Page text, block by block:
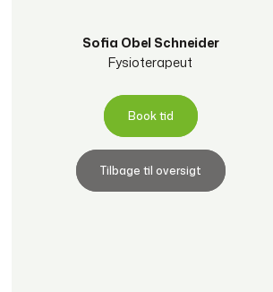
Sofia Obel Schneider
Fysioterapeut​
Book tid
Tilbage til oversigt